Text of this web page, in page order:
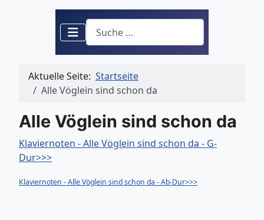
Suchen
Aktuelle Seite: Startseite
Alle Vöglein sind schon da
Alle Vöglein sind schon da
Klaviernoten - Alle Vöglein sind schon da - G-
Dur>>>
Klaviernoten - Alle Vöglein sind schon da - Ab-Dur>>>